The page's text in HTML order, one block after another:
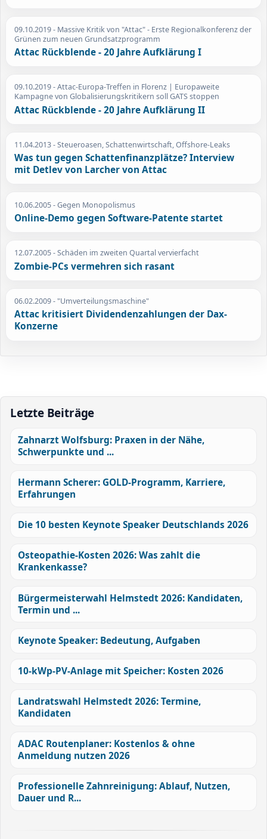
09.10.2019- Massive Kritik von "Attac" - Erste Regionalkonferenz der
Grünen zum neuen Grundsatzprogramm
Attac Rückblende - 20 Jahre Aufklärung I
09.10.2019- Attac-Europa-Treffen in Florenz | Europaweite
Kampagne von Globalisierungskritikern soll GATS stoppen
Attac Rückblende - 20 Jahre Aufklärung II
11.04.2013- Steueroasen, Schattenwirtschaft, Offshore-Leaks
Was tun gegen Schattenfinanzplätze? Interview
mit Detlev von Larcher von Attac
10.06.2005- Gegen Monopolismus
Online-Demo gegen Software-Patente startet
12.07.2005- Schäden im zweiten Quartal vervierfacht
Zombie-PCs vermehren sich rasant
06.02.2009- "Umverteilungsmaschine"
Attac kritisiert Dividendenzahlungen der Dax-
Konzerne
Letzte Beiträge
Zahnarzt Wolfsburg: Praxen in der Nähe,
Schwerpunkte und ...
Hermann Scherer: GOLD-Programm, Karriere,
Erfahrungen
Die 10 besten Keynote Speaker Deutschlands 2026
Osteopathie-Kosten 2026: Was zahlt die
Krankenkasse?
Bürgermeisterwahl Helmstedt 2026: Kandidaten,
Termin und ...
Keynote Speaker: Bedeutung, Aufgaben
10-kWp-PV-Anlage mit Speicher: Kosten 2026
Landratswahl Helmstedt 2026: Termine,
Kandidaten
ADAC Routenplaner: Kostenlos & ohne
Anmeldung nutzen 2026
Professionelle Zahnreinigung: Ablauf, Nutzen,
Dauer und R...